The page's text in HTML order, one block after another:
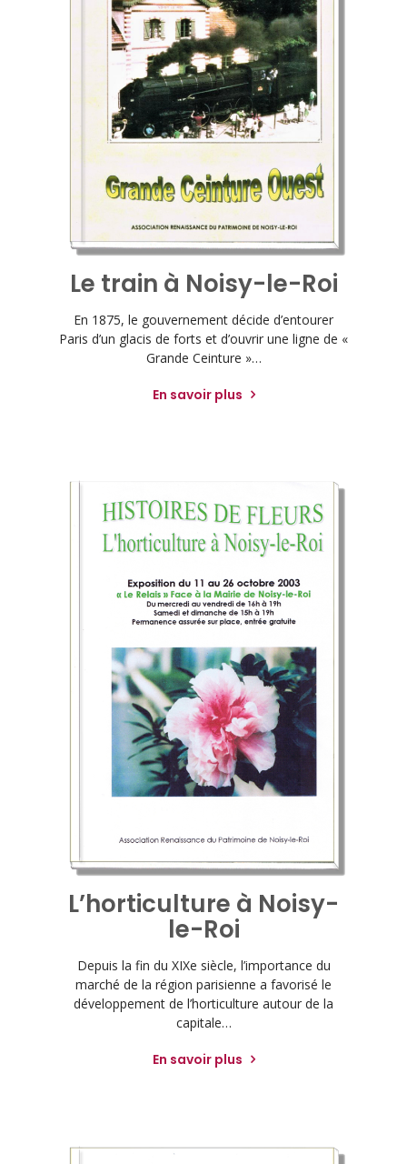
Le train à Noisy-le-Roi
En 1875, le gouvernement décide d’entourer
Paris d’un glacis de forts et d’ouvrir une ligne de «
Grande Ceinture »…
En savoir plus
L’horticulture à Noisy-
le-Roi
Depuis la fin du XIXe siècle, l’importance du
marché de la région parisienne a favorisé le
développement de l’horticulture autour de la
capitale…
En savoir plus